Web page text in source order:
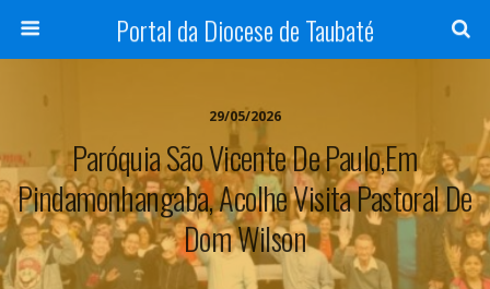
Portal da Diocese de Taubaté
29/05/2026
Paróquia São Vicente De Paulo,em
Pindamonhangaba, Acolhe Visita Pastoral De
Dom Wilson